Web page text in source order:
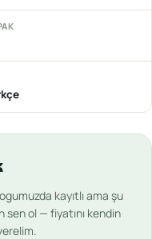
kayıtlı ama şu
sen ol — fiyatını kendin